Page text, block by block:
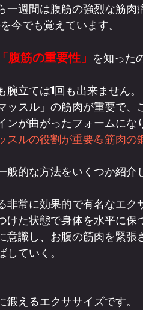
一週間は腹筋の強烈な筋肉
今でも覚えています。
「腹筋の重要性」 を知った
立ては1回も出来ません。
ッスル」の筋肉が重要で、
が曲がったフォームにな
ルの役割が重要💪筋肉の
的な方法をいくつか紹介
常に効果的で有名なエク
た状態で身体を水平に保
識し、お腹の筋肉を緊張
ていく。
えるエクササイズです。